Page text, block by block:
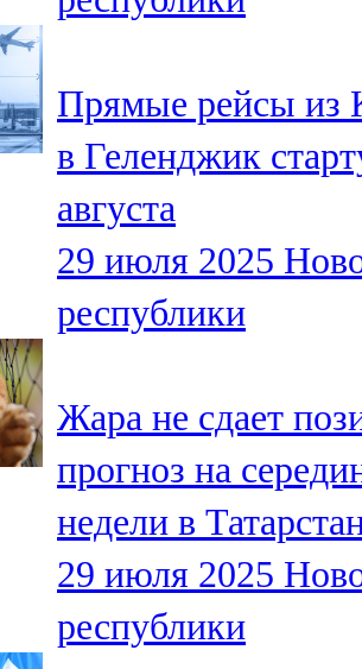
Чистай
Чүпрәле
91,0 FM
Шәмәрдән
102,3 FM
Яңа чишмә
Яр Чаллы
105,5 FM
Прямые рейсы из
в Геленджик
августа
29 июля 2025
республики
Жара не сдает
прогноз на
недели в
29 июля 2025
республики